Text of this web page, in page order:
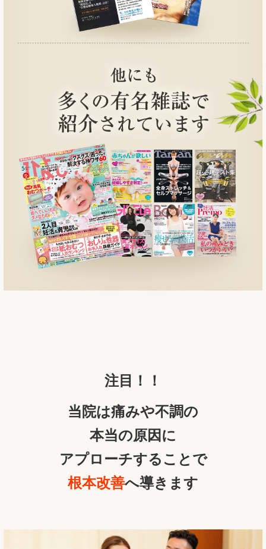
注目！！
当院は痛みや不調の
本当の原因に
アプローチすることで
根本改善へ導きます